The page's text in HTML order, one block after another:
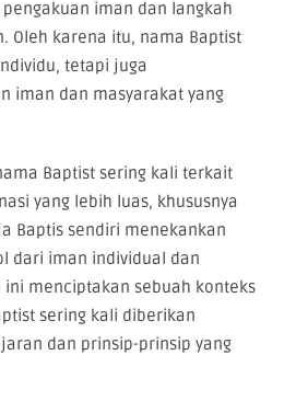
iman dan langkah
Oleh karena itu, nama Baptist
tetapi juga
iman dan masyarakat yang
Baptist sering kali terkait
yang lebih luas, khususnya
Baptis sendiri menekankan
dari iman individual dan
menciptakan sebuah konteks
sering kali diberikan
dan prinsip-prinsip yang